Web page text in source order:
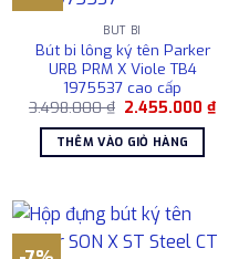
₫.
BÚT BI
Bút bi lông ký tên Parker
URB PRM X Viole TB4
1975537 cao cấp
3.498.000₫ Giá
là:
3.498.000 ₫.
2.455.000₫Giá
hiện
THÊM VÀO GIỎ HÀNG